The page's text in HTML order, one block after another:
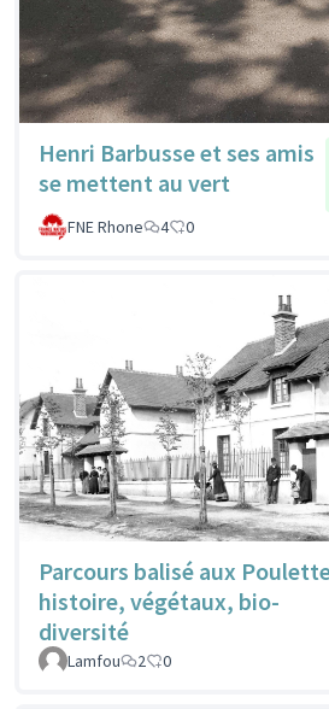
Henri Barbusse et ses amis
se mettent au vert
FNE Rhone
4 0
Parcours balisé aux
histoire, végétaux, bio-
diversité
Lamfou 2 0